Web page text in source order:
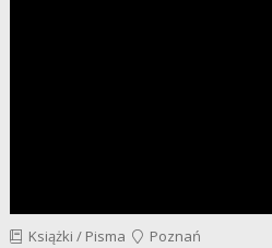
Książki / Pisma Poznań